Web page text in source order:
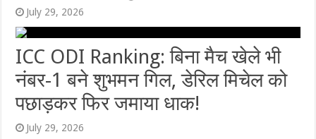
July 29, 2026
ICC ODI Ranking: बिना मैच खेले भी
नंबर-1 बने शुभमन गिल, डेरिल मिचेल को
पछाड़कर फिर जमाया धाक!
July 29, 2026